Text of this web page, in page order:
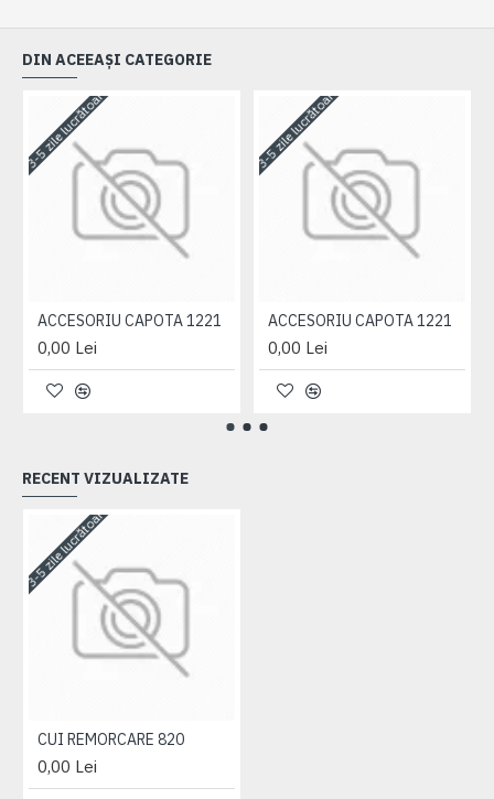
DIN ACEEAȘI CATEGORIE
3-5 zile lucrătoare
ACCESORIU CAPOTA 1221
0,00 Lei
3-5 zile lucrătoare
ACCESORIU CAPOTA 1221
0,00 Lei
RECENT VIZUALIZATE
3-5 zile lucrătoare
CUI REMORCARE 820
0,00 Lei